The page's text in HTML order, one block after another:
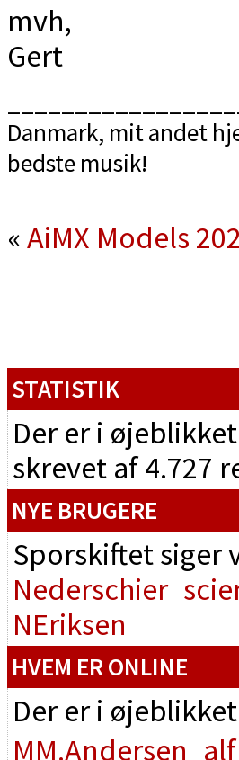
mvh,
Gert
Danmark, mit andet
bedste musik!
«AiMX Models
STATISTIK
Der er i
skrevet af 4.727
NYE BRUGERE
Sporskiftet
Nederschier
NEriksen
HVEM ER ONLINE
Der er i
MM.Andersen alf